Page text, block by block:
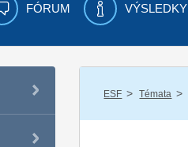
FÓRUM VÝSLEDKY
ESF / Témata /